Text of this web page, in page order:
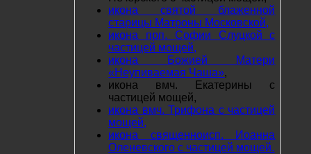
икона святой блаженной
старицы Матроны Московской,
икона прп. Софии Слуцкой с
частицей мощей,
икона Божией Матери
«Неупиваемая Чаша»,
икона вмч. Екатерины с
частицей мощей,
икона вмч. Трифона с частицей
мощей,
икона священноисп. Иоанна
Оленевского с частицей мощей.